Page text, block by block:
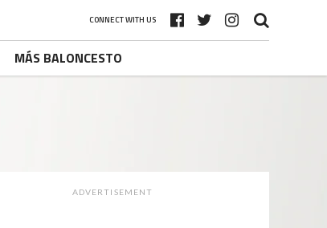
CONNECT WITH US
MÁS BALONCESTO
ADVERTISEMENT